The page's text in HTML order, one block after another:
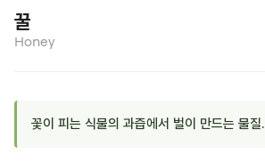
꿀
Honey
꽃이 피는 식물의 과즙에서 벌이 만드는 물질.